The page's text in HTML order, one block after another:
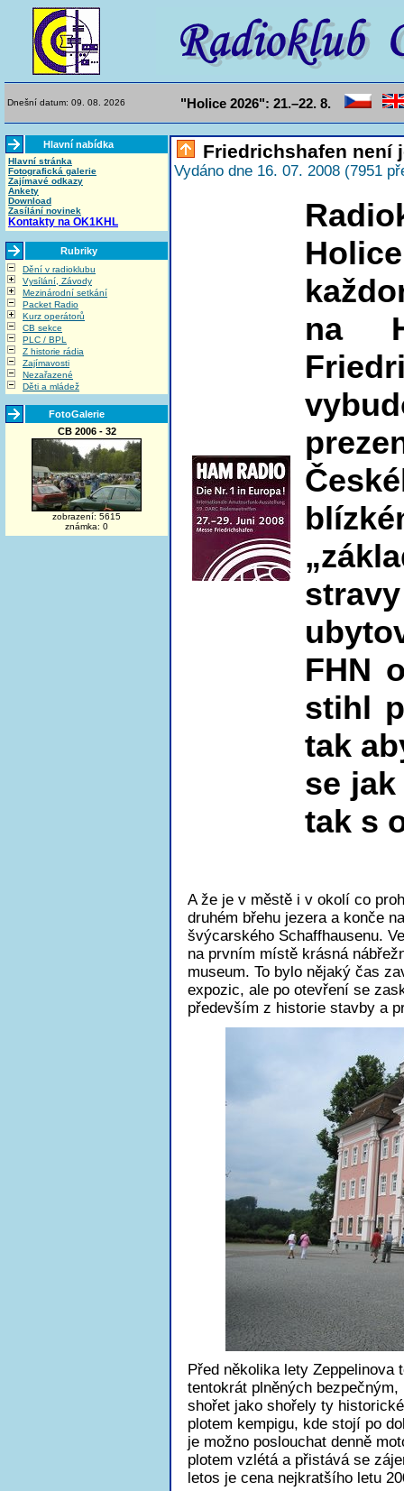
Dnešní datum: 09. 08. 2026 "Holice 2026": 21.–22. 8.
Hlavní nabídka
Hlavní stránka
Fotografická galerie
Zajímavé odkazy
Ankety
Download
Zasílání novinek
Kontakty na OK1KHL
Rubriky
Dění v radioklubu
Vysílání, Závody
Mezinárodní setkání
Packet Radio
Kurz operátorů
CB sekce
PLC / BPL
Z historie rádia
Zajímavosti
Nezařazené
Děti a mládež
FotoGalerie
CB 2006 - 32
zobrazení: 5615
známka: 0
Friedrichshafen není
Vydáno dne 16. 07. 2008 (7951
na
FHN
stihl
tak
se
tak s
A že je v městě i v okolí co
druhém břehu jezera a konče
švýcarského Schaffhausenu.
na prvním místě krásná
museum. To bylo nějaký čas
expozic, ale po otevření se
především z historie stavby a
Před několika lety Zeppelinova
tentokrát plněných
shořet jako shořely ty
plotem kempigu, kde stojí po
je možno poslouchat denně
plotem vzlétá a přistává se
letos je cena nejkratšího letu